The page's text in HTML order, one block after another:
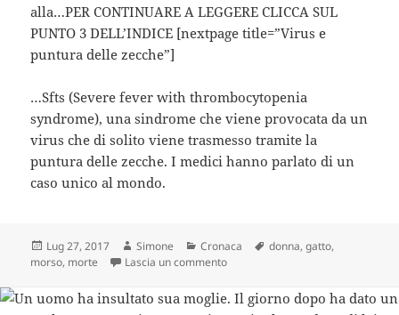
alla…PER CONTINUARE A LEGGERE CLICCA SUL
PUNTO 3 DELL’INDICE [nextpage title=”Virus e
puntura delle zecche”]
…Sfts (Severe fever with thrombocytopenia
syndrome), una sindrome che viene provocata da un
virus che di solito viene trasmesso tramite la
puntura delle zecche. I medici hanno parlato di un
caso unico al mondo.
Scritto
il
Lug 27, 2017 Autore
Simone Categorie
Cronaca Tag
donna,gatto,
morso, morte Lascia un commentosu Il gatto la morde e per lei non